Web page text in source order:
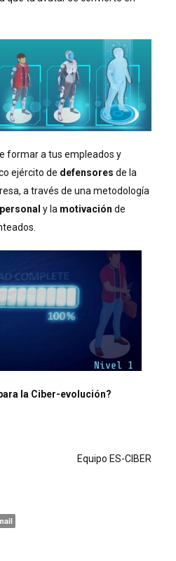
formar a tus empleados y
ejército de defensores de la
a través de una metodología
y la motivación de
la Ciber-evolución?
Equipo ES-CIBER